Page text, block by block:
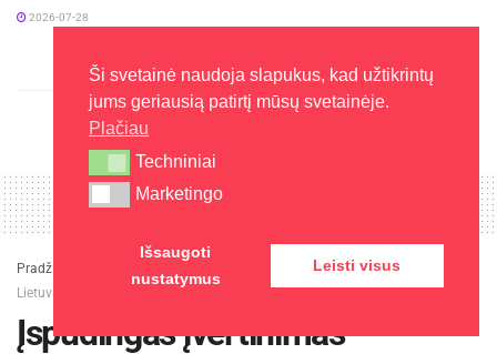
2026-07-28
Pradžia
Įspūdingas įvertinimas – „Lonely Planet“ pripažino
Lietuvą antrąja geriausia turizmo kryptimi 2025 m.
Įspūdingas įvertinimas –
Ši svetainė naudoja slapukus, kad užtikrintų
jums geriausią patirtį mūsų svetainėje.
Plačiau
Techniniai
Techniniai
Marketingo
Marketingo
Išsaugoti
nustatymus
Leisti visus